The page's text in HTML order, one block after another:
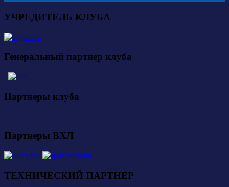
УЧРЕДИТЕЛЬ КЛУБА
Генеральный партнер клуба
Партнеры клуба
Партнеры ВХЛ
ТЕХНИЧЕСКИЙ ПАРТНЕР